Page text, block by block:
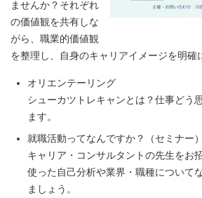
ませんか？それぞれ
の価値観を共有しな
がら、職業的価値観
を整理し、自身のキャリアイメージを明確
オリエンテーリング
シューカツトレキャンとは？仕事どう
ます。
就職活動ってなんですか？（セミナー）
キャリア・コンサルタントの先生をお
使った自己分析や業界・職種について
ましょう。